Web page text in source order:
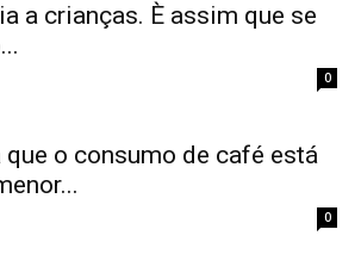
a crianças. È assim que se
0
que o consumo de café está
0